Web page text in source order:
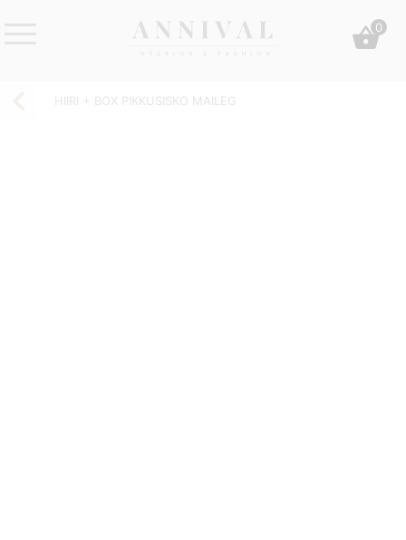
&
0
HIIRI + BOX PIKKUSISKO MAILEG